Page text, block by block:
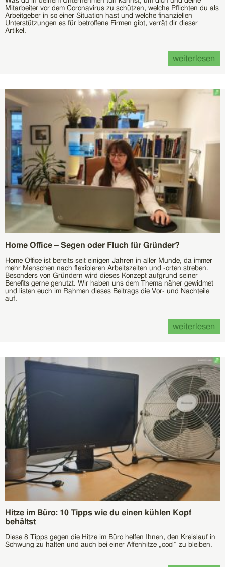
Mitarbeiter vor dem Coronavirus zu schützen, welche Pflichten du als
Arbeitgeber in so einer Situation hast und welche finanziellen
Unterstützungen es für betroffene Firmen gibt, verrät dir dieser
Artikel.
weiterlesen
Home Office – Segen oder Fluch für Gründer?
Home Office ist bereits seit einigen Jahren in aller Munde, da immer
mehr Menschen nach flexibleren Arbeitszeiten und -orten streben.
Besonders von Gründern wird dieses Konzept aufgrund seiner
Benefits gerne genutzt. Wir haben uns dem Thema näher gewidmet
und listen euch im Rahmen dieses Beitrags die Vor- und Nachteile
auf.
weiterlesen
Hitze im Büro: 10 Tipps wie du einen kühlen Kopf
behältst
Diese 8 Tipps gegen die Hitze im Büro helfen Ihnen, den Kreislauf in
Schwung zu halten und auch bei einer Affenhitze „cool“ zu bleiben.